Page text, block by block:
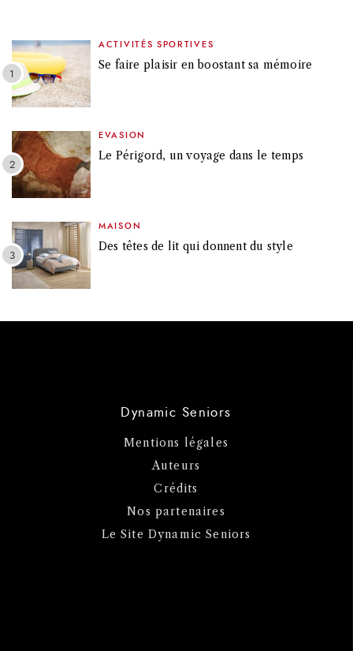
ACTIVITÉS SPORTIVES
Se faire plaisir en boostant sa mémoire
EVASION
Le Périgord, un voyage dans le temps
MAISON
Des têtes de lit qui donnent du style
Dynamic Seniors
Mentions légales
Auteurs
Crédits
Nos partenaires
Le Site Dynamic Seniors